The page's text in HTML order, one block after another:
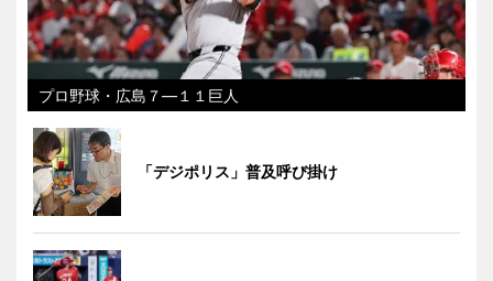
プロ野球・広島７―１１巨人
「デジポリス」普及呼び掛け